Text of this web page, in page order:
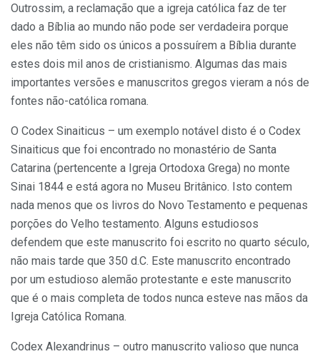
Outrossim, a reclamação que a igreja católica faz de ter
dado a Bíblia ao mundo não pode ser verdadeira porque
eles não têm sido os únicos a possuírem a Bíblia durante
estes dois mil anos de cristianismo. Algumas das mais
importantes versões e manuscritos gregos vieram a nós de
fontes não-católica romana.
O Codex Sinaiticus – um exemplo notável disto é o Codex
Sinaiticus que foi encontrado no monastério de Santa
Catarina (pertencente a Igreja Ortodoxa Grega) no monte
Sinai 1844 e está agora no Museu Britânico. Isto contem
nada menos que os livros do Novo Testamento e pequenas
porções do Velho testamento. Alguns estudiosos
defendem que este manuscrito foi escrito no quarto século,
não mais tarde que 350 d.C. Este manuscrito encontrado
por um estudioso alemão protestante e este manuscrito
que é o mais completa de todos nunca esteve nas mãos da
Igreja Católica Romana.
Codex Alexandrinus – outro manuscrito valioso que nunca